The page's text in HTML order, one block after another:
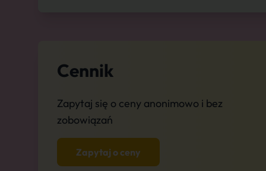
Cennik
Zapytaj się o ceny anonimowo i bez
zobowiązań
Zapytaj o ceny